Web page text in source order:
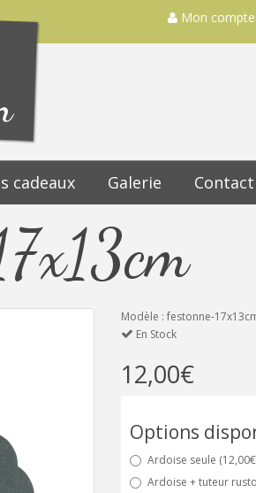
Mon compte
cadeaux Galerie Contact
Modèle : festonne-
En Stock
12,00€
Options
Ardoise seule
Ardoise + tuteur